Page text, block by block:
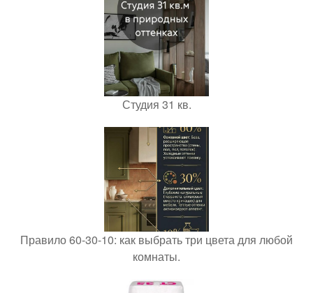
Студия 31 кв.
Правило 60-30-10: как выбрать три цвета для любой
комнаты.